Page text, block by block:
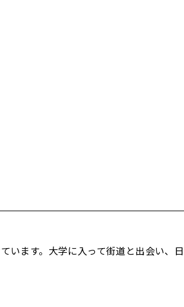
います。大学に入って街道と出会い、日